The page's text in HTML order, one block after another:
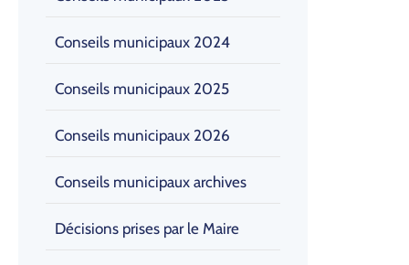
Conseils municipaux 2024
Conseils municipaux 2025
Conseils municipaux 2026
Conseils municipaux archives
Décisions prises par le Maire